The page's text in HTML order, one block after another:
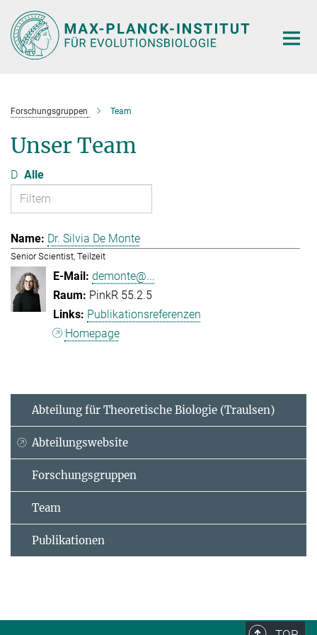
Hauptinhalt
Forschungsgruppen Team
Unser Team
D Alle
Dr. Silvia De Monte
Senior Scientist, Teilzeit
demonte@...
PinkR 55.2.5
Publikationsreferenzen
Homepage
Abteilung für Theoretische Biologie (Traulsen)
Abteilungswebsite
Forschungsgruppen
Team
Publikationen